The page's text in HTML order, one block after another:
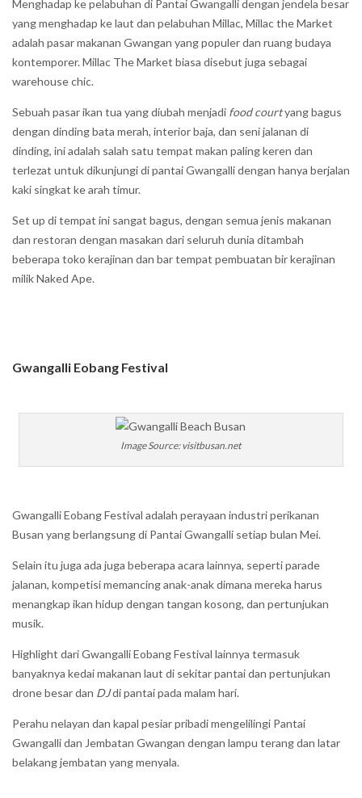
Menghadap ke pelabuhan di Pantai Gwangalli dengan jendela besar
yang menghadap ke laut dan pelabuhan Millac, Millac the Market
adalah pasar makanan Gwangan yang populer dan ruang budaya
kontemporer. Millac The Market biasa disebut juga sebagai
warehouse chic.
Sebuah pasar ikan tua yang diubah menjadi food courtyang bagus
dengan dinding bata merah, interior baja, dan seni jalanan di
dinding, ini adalah salah satu tempat makan paling keren dan
terlezat untuk dikunjungi di pantai Gwangalli dengan hanya berjalan
kaki singkat ke arah timur.
Set up di tempat ini sangat bagus, dengan semua jenis makanan
dan restoran dengan masakan dari seluruh dunia ditambah
beberapa toko kerajinan dan bar tempat pembuatan bir kerajinan
milik Naked Ape.
Gwangalli Eobang Festival
Image Source: visitbusan.net
Gwangalli Eobang Festival adalah perayaan industri perikanan
Busan yang berlangsung di Pantai Gwangalli setiap bulan Mei.
Selain itu juga ada juga beberapa acara lainnya, seperti parade
jalanan, kompetisi memancing anak-anak dimana mereka harus
menangkap ikan hidup dengan tangan kosong, dan pertunjukan
musik.
Highlight dari Gwangalli Eobang Festival lainnya termasuk
banyaknya kedai makanan laut di sekitar pantai dan pertunjukan
drone besar dan DJdi pantai pada malam hari.
Perahu nelayan dan kapal pesiar pribadi mengelilingi Pantai
Gwangalli dan Jembatan Gwangan dengan lampu terang dan latar
belakang jembatan yang menyala.